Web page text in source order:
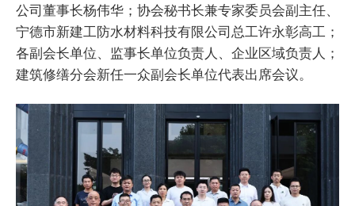
公司董事长杨伟华；协会秘书长兼专家委员会副主任、
宁德市新建工防水材料科技有限公司总工许永彰高工；
各副会长单位、监事长单位负责人、企业区域负责人；
建筑修缮分会新任一众副会长单位代表出席会议。